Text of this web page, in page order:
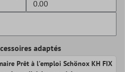
adaptés
Prêt à l'emploi Schönox KH FIX